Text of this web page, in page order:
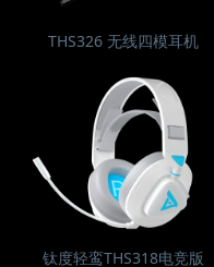
THS326 无线四模耳机
钛度轻鸾THS318电竞版